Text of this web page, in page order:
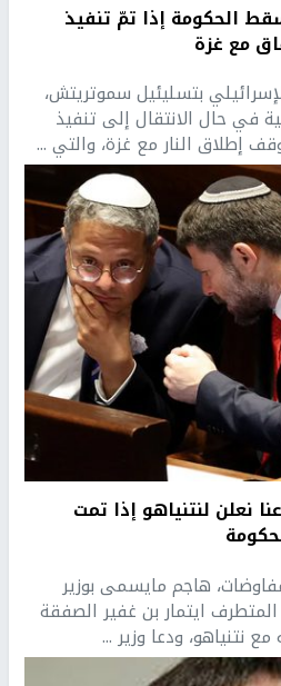
الحكومة إذا تمّ تنفيذ
مع غزة
بتسليئيل سموتريتش،
في حال الانتقال إلى تنفيذ
إطلاق النار مع غزة، والتي ...
نعلن لنتنياهو إذا تمت
هاجم مايسمى بوزير
ايتمار بن غفير الصفقة
نتنياهو، ودعا وزير ...